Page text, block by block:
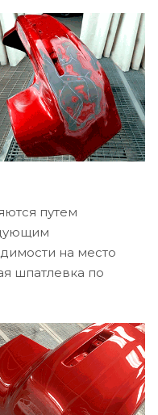
путем
на место
шпатлевка по